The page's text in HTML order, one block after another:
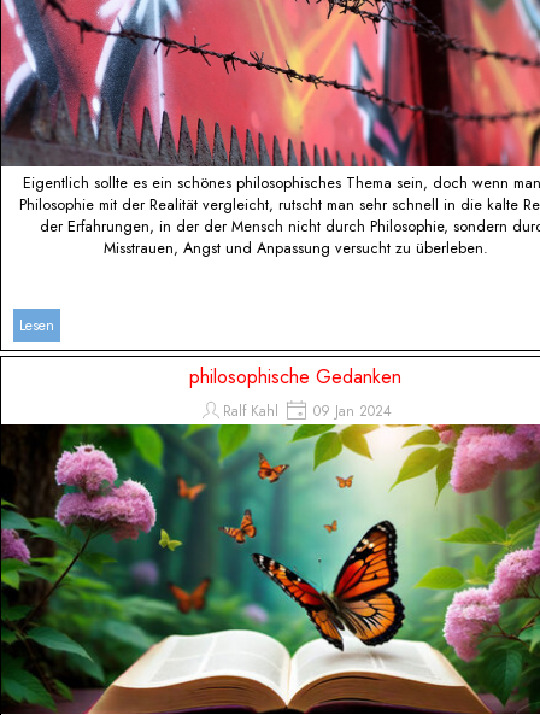
Eigentlich sollte es ein schönes philosophisches Thema sein, doch wenn
Philosophie mit der Realität vergleicht, rutscht man sehr schnell in die kalte
der Erfahrungen, in der der Mensch nicht durch Philosophie, sondern
Misstrauen, Angst und Anpassung versucht zu überleben.
Lesen
philosophische Gedanken
Ralf Kahl 09 Jan 2024